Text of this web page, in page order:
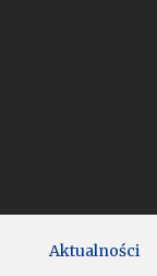
Aktualności